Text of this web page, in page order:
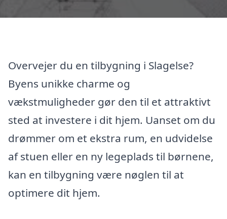
Overvejer du en tilbygning i Slagelse?
Byens unikke charme og
vækstmuligheder gør den til et attraktivt
sted at investere i dit hjem. Uanset om du
drømmer om et ekstra rum, en udvidelse
af stuen eller en ny legeplads til børnene,
kan en tilbygning være nøglen til at
optimere dit hjem.